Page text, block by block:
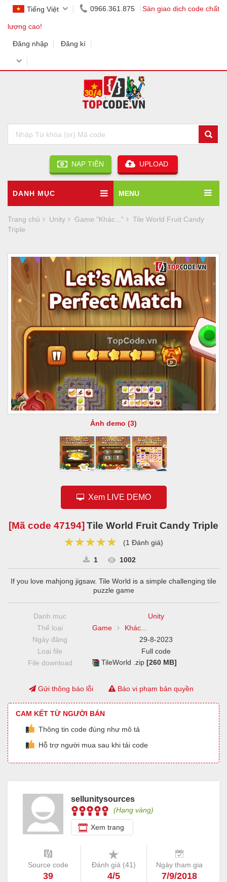
Tiếng Việt 0966.361.875 Sàn giao dịch code chất
lượng cao!
Đăng nhập Đăng kí
NẠP TIỀN UPLOAD
DANH MỤC MENU
Trang chủ Unity Game "Khác..."
Tile World Fruit Candy
Triple
Ảnh demo (3)
Xem LIVE DEMO
[Mã code 47194] Tile World Fruit Candy Triple
★★★★★
★★★★★
★★★★★ (1 Đánh giá)
1 1002
If you love mahjong jigsaw. Tile World is a simple challenging tile
puzzle game
Danh mục
Unity
Thể loại
Game
Khác...
Ngày đăng
29-8-2023
Loại file
Full code
File download
TileWorld .zip[260 MB]
Gửi thông báo lỗi Báo vi phạm bản quyền
CAM KẾT TỪ NGƯỜI BÁN
Thông tin code đúng như mô tả
Hỗ trợ người mua sau khi tải code
sellunitysources
(Hạng vàng)
Xem trang
Source code
39
Đánh giá (41)
4/5
Ngày tham gia
7/9/2018